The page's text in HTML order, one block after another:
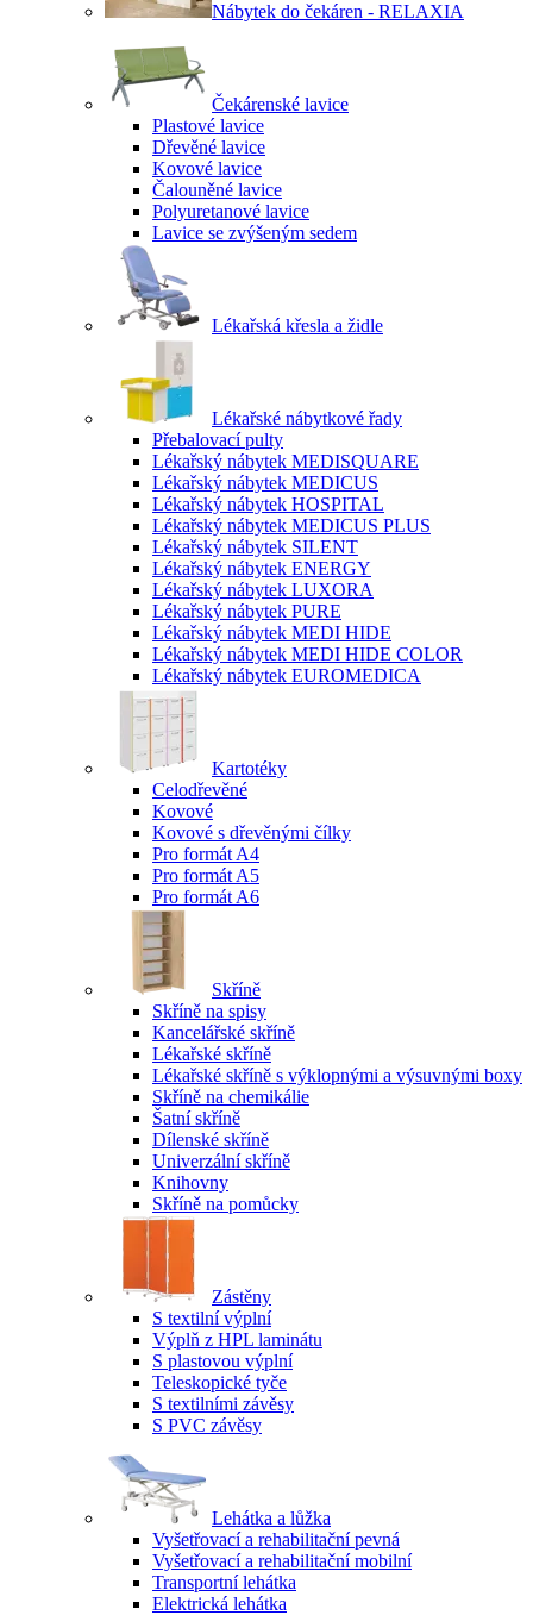
Nábytek do čekáren - RELAXIA
Čekárenské lavice
Plastové lavice
Dřevěné lavice
Kovové lavice
Čalouněné lavice
Polyuretanové lavice
Lavice se zvýšeným sedem
Lékařská křesla a židle
Lékařské nábytkové řady
Přebalovací pulty
Lékařský nábytek MEDISQUARE
Lékařský nábytek MEDICUS
Lékařský nábytek HOSPITAL
Lékařský nábytek MEDICUS PLUS
Lékařský nábytek SILENT
Lékařský nábytek ENERGY
Lékařský nábytek LUXORA
Lékařský nábytek PURE
Lékařský nábytek MEDI HIDE
Lékařský nábytek MEDI HIDE COLOR
Lékařský nábytek EUROMEDICA
Kartotéky
Celodřevěné
Kovové
Kovové s dřevěnými čílky
Pro formát A4
Pro formát A5
Pro formát A6
Skříně
Skříně na spisy
Kancelářské skříně
Lékařské skříně
Lékařské skříně s výklopnými a výsuvnými boxy
Skříně na chemikálie
Šatní skříně
Dílenské skříně
Univerzální skříně
Knihovny
Skříně na pomůcky
Zástěny
S textilní výplní
Výplň z HPL laminátu
S plastovou výplní
Teleskopické tyče
S textilními závěsy
S PVC závěsy
Lehátka a lůžka
Vyšetřovací a rehabilitační pevná
Vyšetřovací a rehabilitační mobilní
Transportní lehátka
Elektrická lehátka